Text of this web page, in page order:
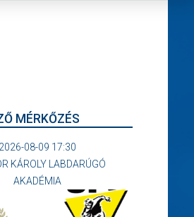
MÉRKŐZÉS
2026-08-09 17:30
KÁROLY LABDARÚGÓ
AKADÉMIA